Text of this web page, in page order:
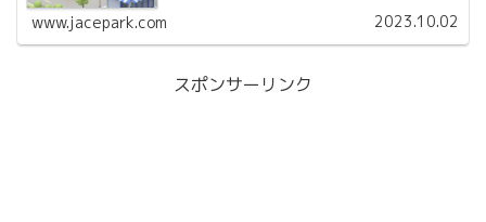
www.jacepark.com 2023.10.02
スポンサーリンク